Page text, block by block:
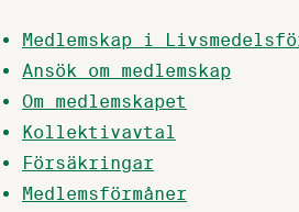
Medlemskap i
Ansök om medlemskap
Om medlemskapet
Kollektivavtal
Försäkringar
Medlemsförmåner